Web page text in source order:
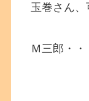
玉巻さん、
Ｍ三郎・